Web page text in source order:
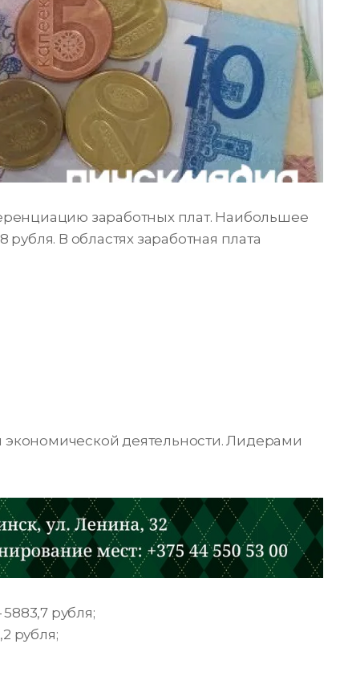
заработных плат. Наибольшее
В областях заработная плата
деятельности. Лидерами
рубля;
рубля;